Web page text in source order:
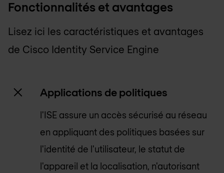
Fonctionnalités et avantages
Lisez ici les caractéristiques et avantages
de Cisco Identity Service Engine
Applications de politiques
l'ISE assure un accès sécurisé au réseau
en appliquant des politiques basées sur
l'identité de l'utilisateur, le statut de
l'appareil et la localisation, n'autorisant